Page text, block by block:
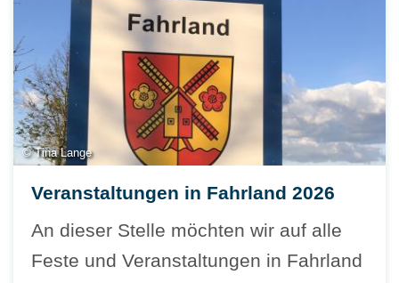
© Tina Lange
Veranstaltungen in Fahrland 2026
An dieser Stelle möchten wir auf alle
Feste und Veranstaltungen in Fahrland